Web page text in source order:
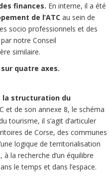
finances. En interne, il a été
de l’ATC au sein de
socio professionnels et des
notre Conseil
similaire.
quatre axes.
la structuration du
et de son annexe 8, le schéma
tourisme, il s’agit d’articuler
de Corse, des communes
logique de territorialisation
la recherche d’un équilibre
le temps et dans l’espace.